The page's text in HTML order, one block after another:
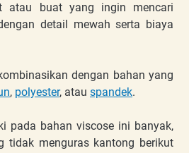
atau buat yang ingin mencari
detail mewah serta biaya
dengan bahan yang
, polyester, atau spandek.
pada bahan viscose ini banyak,
tidak menguras kantong berikut